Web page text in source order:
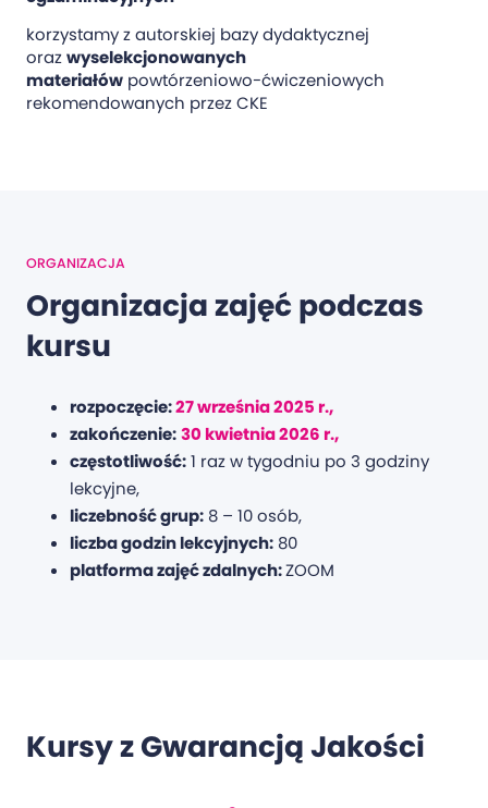
korzystamy z autorskiej bazy dydaktycznej
orazwyselekcjonowanych
materiałów powtórzeniowo-ćwiczeniowych
rekomendowanych przez CKE
ORGANIZACJA
Organizacja zajęć podczas
kursu
rozpoczęcie:27 września 2025 r.,
zakończenie:30 kwietnia 2026 r.,
częstotliwość:1 raz w tygodniu po 3 godziny
lekcyjne,
liczebność grup: 8 – 10 osób,
liczba godzin lekcyjnych: 80
platforma zajęć zdalnych:ZOOM
Kursy z Gwarancją Jakości